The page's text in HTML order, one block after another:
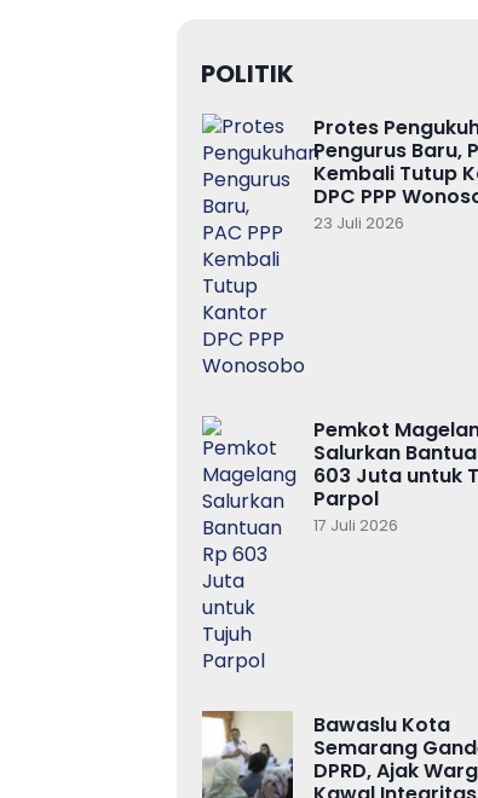
POLITIK
Protes
Pengurus Baru,
Kembali Tutup
DPC PPP
23 Juli 2026
Pemkot
Salurkan
603 Juta untuk
Parpol
17 Juli 2026
Bawaslu Kota
Semarang
DPRD, Ajak